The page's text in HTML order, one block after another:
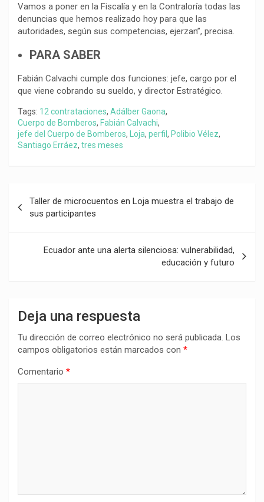
Vamos a poner en la Fiscalía y en la Contraloría todas las
denuncias que hemos realizado hoy para que las
autoridades, según sus competencias, ejerzan”, precisa.
PARA SABER
Fabián Calvachi cumple dos funciones: jefe, cargo por el
que viene cobrando su sueldo, y director Estratégico.
Tags: 12 contrataciones, Adálber Gaona,
Cuerpo de Bomberos, Fabián Calvachi,
jefe del Cuerpo de Bomberos, Loja, perfil , Polibio Vélez,
Santiago Erráez, tres meses
de
entradas
Taller de microcuentos en Loja muestra el trabajo de
sus participantes
Ecuador ante una alerta silenciosa: vulnerabilidad,
educación y futuro
Deja una respuesta
Tu dirección de correo electrónico no será publicada. Los
campos obligatorios están marcados con *
Comentario *